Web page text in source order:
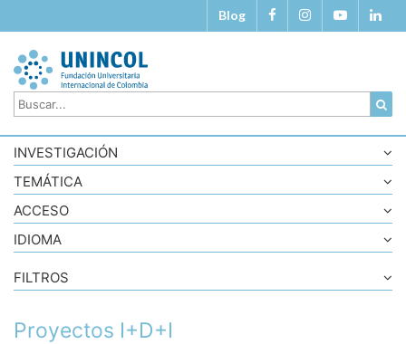
Blog
INVESTIGACIÓN
TEMÁTICA
ACCESO
IDIOMA
Proyectos I+D+I
FILTROS